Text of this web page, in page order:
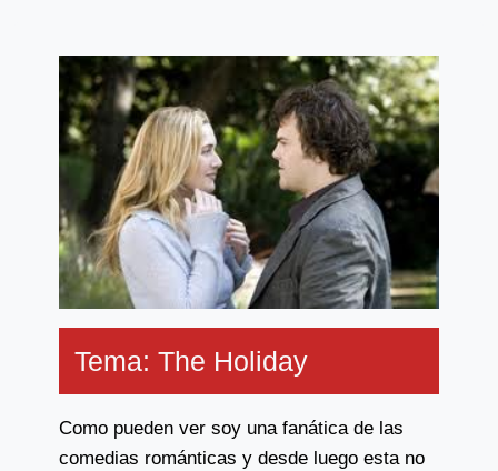
Tema: The Holiday
Como pueden ver soy una fanática de las
comedias románticas y desde luego esta no